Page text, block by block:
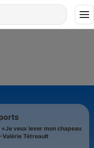
veux lever mon chapeau
Tétreault